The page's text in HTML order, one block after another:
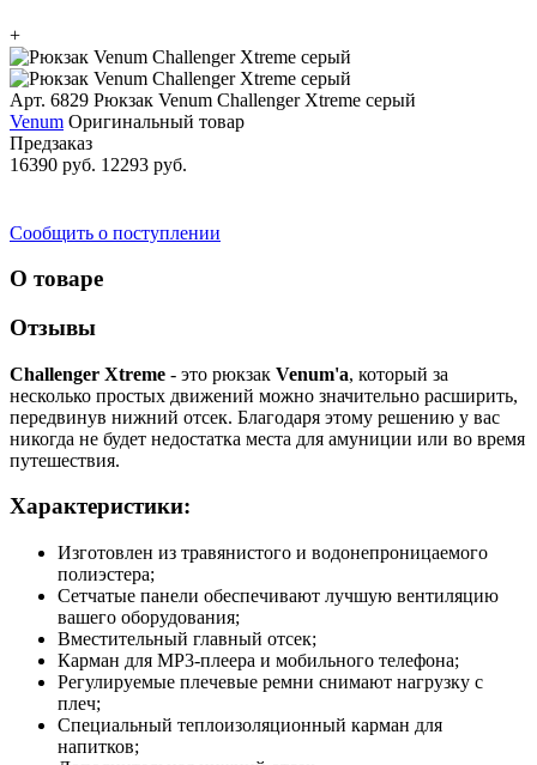
+
Арт. 6829 Рюкзак Venum Challenger Xtreme серый
Venum Оригинальный товар
Предзаказ
16390 руб. 12293 руб.
Сообщить о поступлении
О товаре
Отзывы
Challenger Xtreme - это рюкзак Venum'a, который за
несколько простых движений можно значительно расширить,
передвинув нижний отсек. Благодаря этому решению у вас
никогда не будет недостатка места для амуниции или во время
путешествия.
Характеристики:
Изготовлен из травянистого и водонепроницаемого
полиэстера;
Сетчатые панели обеспечивают лучшую вентиляцию
вашего оборудования;
Вместительный главный отсек;
Карман для MP3-плеера и мобильного телефона;
Регулируемые плечевые ремни снимают нагрузку с
плеч;
Специальный теплоизоляционный карман для
напитков;